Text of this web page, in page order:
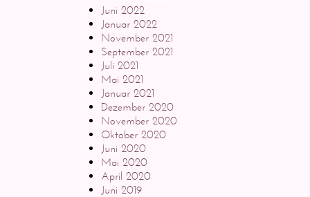
Juni 2022
Januar 2022
November 2021
September 2021
Juli 2021
Mai 2021
Januar 2021
Dezember 2020
November 2020
Oktober 2020
Juni 2020
Mai 2020
April 2020
Juni 2019